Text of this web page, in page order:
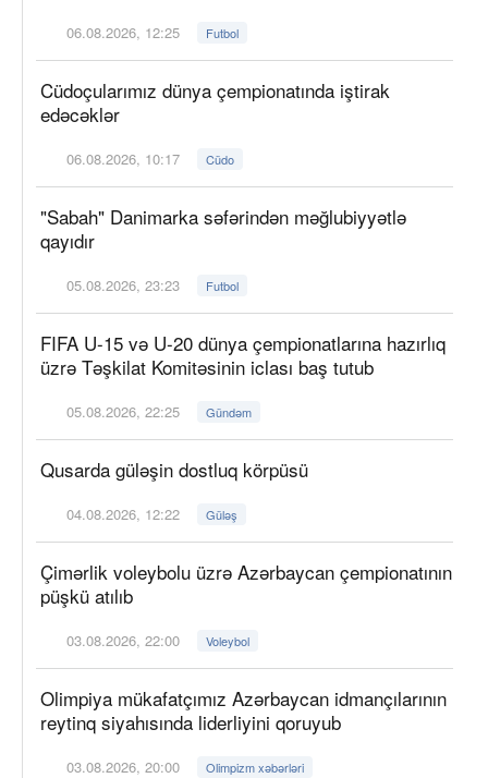
06.08.2026, 12:25 Futbol
Cüdoçularımız dünya çempionatında iştirak
edəcəklər
06.08.2026, 10:17 Cüdo
"Sabah" Danimarka səfərindən məğlubiyyətlə
qayıdır
05.08.2026, 23:23 Futbol
FIFA U-15 və U-20 dünya çempionatlarına hazırlıq
üzrə Təşkilat Komitəsinin iclası baş tutub
05.08.2026, 22:25 Gündəm
Qusarda güləşin dostluq körpüsü
04.08.2026, 12:22 Güləş
Çimərlik voleybolu üzrə Azərbaycan çempionatının
püşkü atılıb
03.08.2026, 22:00 Voleybol
Olimpiya mükafatçımız Azərbaycan idmançılarının
reytinq siyahısında liderliyini qoruyub
03.08.2026, 20:00 Olimpizm xəbərləri